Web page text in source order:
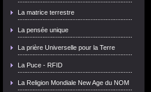
La matrice terrestre
La pensée unique
La prière Universelle pour la Terre
La Puce - RFID
La Religion Mondiale New Age du NOM